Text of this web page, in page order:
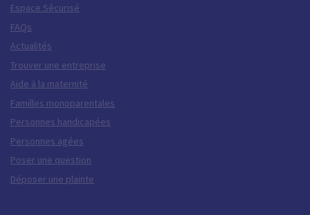
Espace Sécurisé
FAQs
Actualités
Trouver une entreprise
Aide à la maternité
Familles monoparentales
Personnes handicapées
Personnes agées
Poser une question
Déposer une plainte